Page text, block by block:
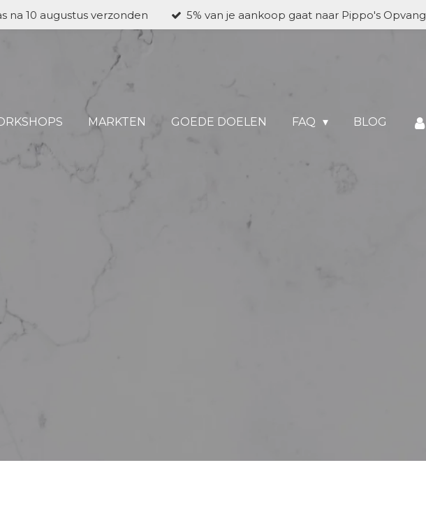
na 10 augustus verzonden 5% van je aankoop gaat naar Pippo's Opvang
MARKTEN GOEDE DOELEN FAQ BLOG